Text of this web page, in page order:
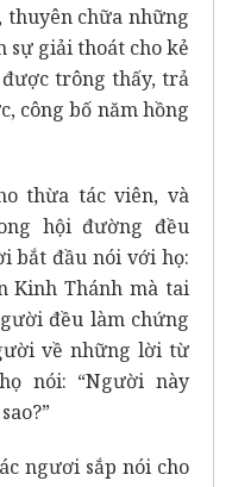
chữa những
sự giải thoát cho kẻ
trông thấy, trả
công bố năm hồng
thừa tác viên, và
hội đường đều
bắt đầu nói với họ:
Kinh Thánh mà tai
đều làm chứng
về những lời từ
nói: “Người này
ngươi sắp nói cho